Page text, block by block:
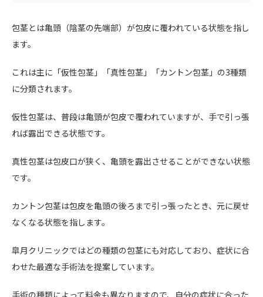
包茎とは亀頭（陰茎の先端部）が包皮に覆われている状態を指し
ます。
これは主に「仮性包茎」「真性包茎」「カントン包茎」の3種類
に分類されます。
仮性包茎は、普段は亀頭が包皮で覆われていますが、手で引っ張
れば露出できる状態です。
真性包茎は包皮口が狭く、亀頭を露出させることができない状態
です。
カントン包茎は包皮を亀頭の後ろまで引っ張ったとき、元に戻せ
なくなる状態を指します。
皐月クリニックではどの種類の包茎にも対応しており、症状に合
わせた最適な手術法を提案しています。
手術の種類によって料金も異なりますので、自分の症状に合った